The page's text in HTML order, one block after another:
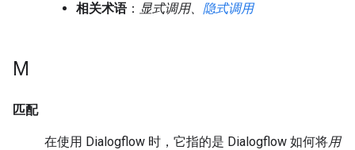
相关术语： 显式调用、 隐式调用
M
匹配
在使用 Dialogflow 时，它指的是 Dialogflow 如何将用